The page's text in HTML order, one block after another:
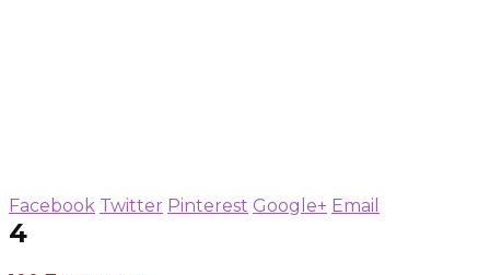
4
Facebook Twitter Pinterest Google+ Email